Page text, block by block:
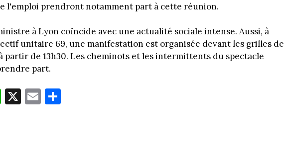
l'emploi prendront notamment part à cette réunion.
à Lyon coïncide avec une actualité sociale intense. Aussi, à
unitaire 69, une manifestation est organisée devant les grilles de
partir de 13h30. Les cheminots et les intermittents du spectacle
part.
W
ha
X E
m